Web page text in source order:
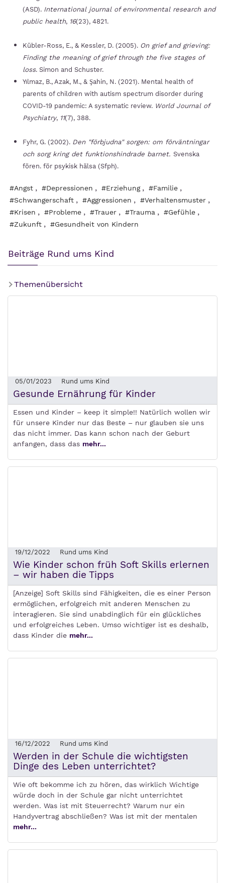
(ASD). International journal of environmental research and
public health, 16(23), 4821.
Kübler-Ross, E., & Kessler, D. (2005). On grief and grieving:
Finding the meaning of grief through the five stages of
loss. Simon and Schuster.
Yılmaz, B., Azak, M., & Şahin, N. (2021). Mental health of
parents of children with autism spectrum disorder during
COVID-19 pandemic: A systematic review. World Journal of
Psychiatry, 11(7), 388.
Fyhr, G. (2002). Den "förbjudna" sorgen: om förväntningar
och sorg kring det funktionshindrade barnet. Svenska
fören. för psykisk hälsa (Sfph).
#Angst , #Depressionen , #Erziehung , #Familie ,
#Schwangerschaft , #Aggressionen , #Verhaltensmuster ,
#Krisen , #Probleme , #Trauer , #Trauma , #Gefühle ,
#Zukunft , #Gesundheit von Kindern
Beiträge Rund ums Kind
Themenübersicht
05/01/2023 Rund ums Kind
Gesunde Ernährung für Kinder
Essen und Kinder – keep it simple!! Natürlich wollen wir
für unsere Kinder nur das Beste – nur glauben sie uns
das nicht immer. Das kann schon nach der Geburt
anfangen, dass das mehr...
19/12/2022 Rund ums Kind
Wie Kinder schon früh Soft Skills erlernen
– wir haben die Tipps
[Anzeige] Soft Skills sind Fähigkeiten, die es einer Person
ermöglichen, erfolgreich mit anderen Menschen zu
interagieren. Sie sind unabdinglich für ein glückliches
und erfolgreiches Leben. Umso wichtiger ist es deshalb,
dass Kinder die mehr...
16/12/2022 Rund ums Kind
Werden in der Schule die wichtigsten
Dinge des Leben unterrichtet?
Wie oft bekomme ich zu hören, das wirklich Wichtige
würde doch in der Schule gar nicht unterrichtet
werden. Was ist mit Steuerrecht? Warum nur ein
Handyvertrag abschließen? Was ist mit der mentalen
mehr...